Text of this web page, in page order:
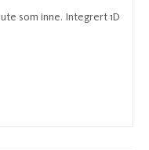
som inne. Integrert 1D